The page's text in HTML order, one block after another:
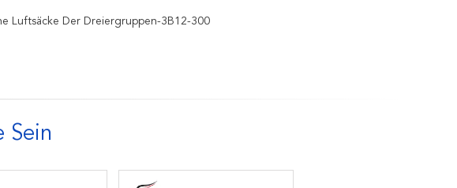
Luftsäcke Der Dreiergruppen-3B12-300
Sein